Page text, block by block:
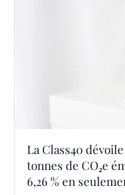
La Class40
tonnes de CO₂e
6,26 % en